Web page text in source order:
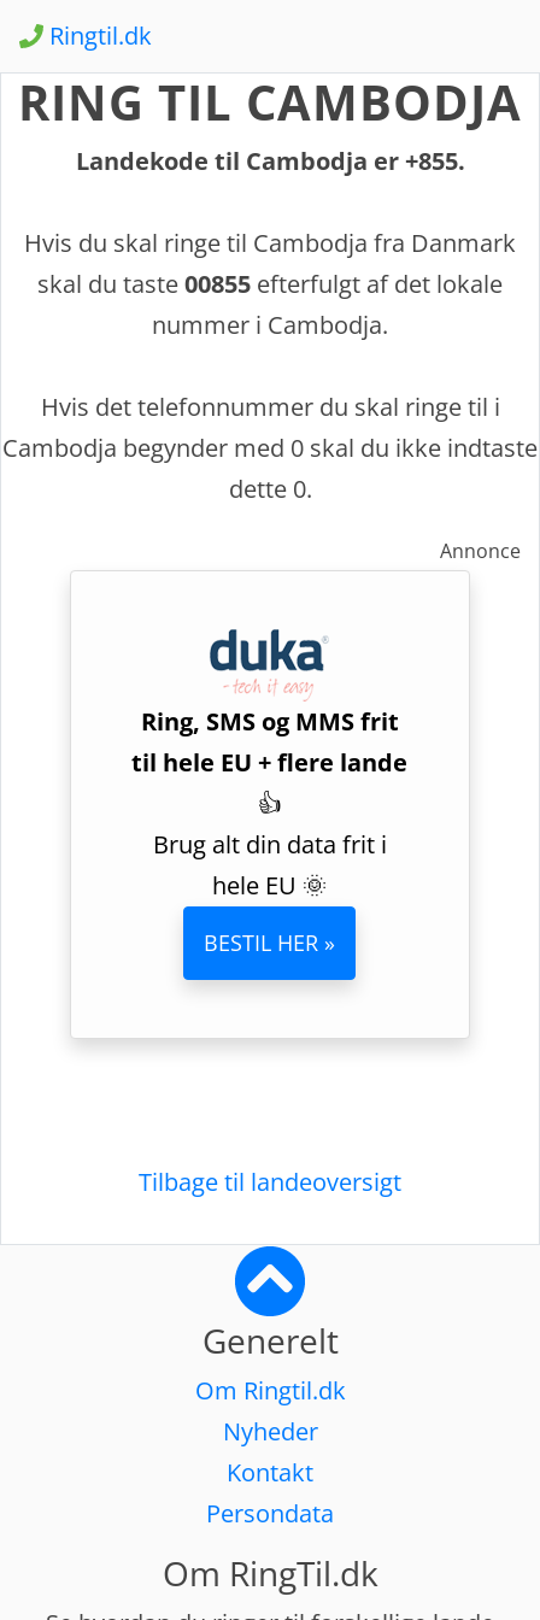
Ringtil.dk
RING TIL CAMBODJA
Landekode til Cambodja er +855.
Hvis du skal ringe til Cambodja fra Danmark
skal du taste00855 efterfulgt af det lokale
nummer i Cambodja.
Hvis det telefonnummer du skal ringe til i
Cambodja begynder med 0 skal du ikke indtaste
dette 0.
Annonce
Ring, SMS og MMS frit
til hele EU + flere lande
👍
Brug alt din data frit i
hele EU 🌞
BESTIL HER »
Tilbage til landeoversigt
Generelt
Om Ringtil.dk
Nyheder
Kontakt
Persondata
Om RingTil.dk